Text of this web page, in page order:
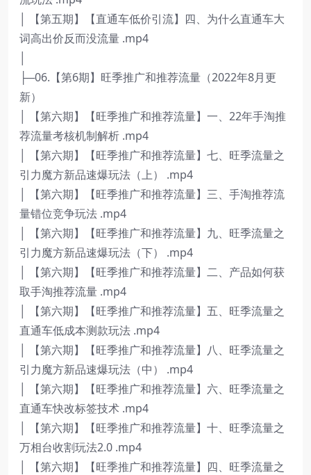
│ 【第五期】【直通车低价引流】四、为什么直通车大
词高出价反而没流量 .mp4
├─06.【第6期】旺季推广和推荐流量（2022年8月更
新）
│ 【第六期】【旺季推广和推荐流量】一、22年手淘推
荐流量考核机制解析 .mp4
│ 【第六期】【旺季推广和推荐流量】七、旺季流量之
引力魔方新品速爆玩法（上） .mp4
│ 【第六期】【旺季推广和推荐流量】三、手淘推荐流
量错位竞争玩法 .mp4
│ 【第六期】【旺季推广和推荐流量】九、旺季流量之
引力魔方新品速爆玩法（下） .mp4
│ 【第六期】【旺季推广和推荐流量】二、产品如何获
取手淘推荐流量 .mp4
│ 【第六期】【旺季推广和推荐流量】五、旺季流量之
直通车低成本测款玩法 .mp4
│ 【第六期】【旺季推广和推荐流量】八、旺季流量之
引力魔方新品速爆玩法（中） .mp4
│ 【第六期】【旺季推广和推荐流量】六、旺季流量之
直通车快改标签技术 .mp4
│ 【第六期】【旺季推广和推荐流量】十、旺季流量之
万相台收割玩法2.0 .mp4
│ 【第六期】【旺季推广和推荐流量】四、旺季流量之